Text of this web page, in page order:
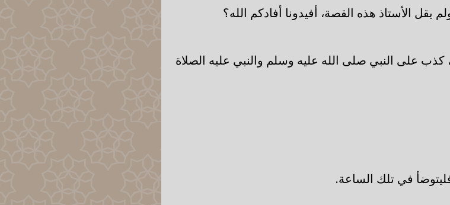
يقل الأستاذ هذه القصة، أفيدونا أفادكم الله؟
كذب على النبي صلى الله عليه وسلم والنبي عليه الصلاة
في تلك الساعة.